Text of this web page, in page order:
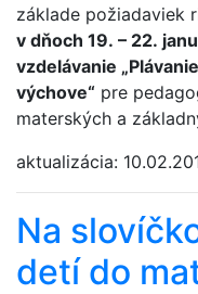
základe požiadaviek
v dňoch 19. – 22.
vzdelávanie
výchove“ pre
materských a
aktualizácia:
Na
detí do